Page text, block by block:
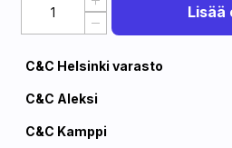
Lisää
C&C Helsinki varasto
C&C Aleksi
C&C Kamppi